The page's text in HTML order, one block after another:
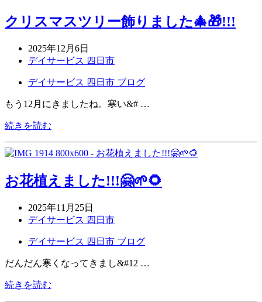
クリスマスツリー飾りました🎄🎁!!!
2025年12月6日
デイサービス 四日市
デイサービス 四日市 ブログ
もう12月にきましたね。寒い&# …
続きを読む
お花植えました!!!🤗🌱🌻
2025年11月25日
デイサービス 四日市
デイサービス 四日市 ブログ
だんだん寒くなってきまし&#12 …
続きを読む